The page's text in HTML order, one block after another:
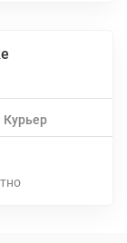
Курьер